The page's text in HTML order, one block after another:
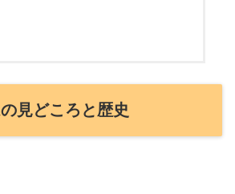
見どころと歴史